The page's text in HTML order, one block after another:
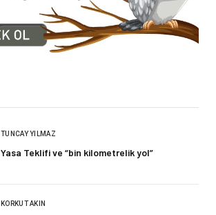
TUNCAY YILMAZ
Yasa Teklifi ve “bin kilometrelik yol”
KORKUT AKIN